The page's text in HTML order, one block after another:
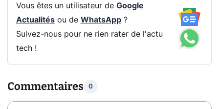
Vous êtes un utilisateur de Google
Actualitésou de WhatsApp?
Suivez-nous pour ne rien rater de l'actu
tech !
Commentaires 0